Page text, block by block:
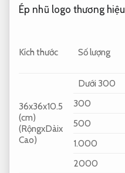
Ép nhũ logo thương hiệu
Kích thước Số lượng
36x36x10.5
(cm)
(RộngxDàix
Cao)
Dưới 300
300
500
1.000
2000